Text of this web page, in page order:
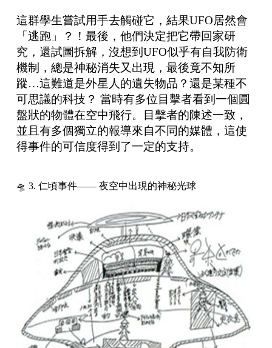
這群學生嘗試用手去觸碰它，結果UFO居然會
「逃跑」？！最後，他們決定把它帶回家研
究，還試圖拆解，沒想到UFO似乎有自我防衛
機制，總是神秘消失又出現，最後竟不知所
蹤…這難道是外星人的遺失物品？還是某種不
可思議的科技？ 當時有多位目擊者看到一個圓
盤狀的物體在空中飛行。目擊者的陳述一致，
並且有多個獨立的報導來自不同的媒體，這使
得事件的可信度得到了一定的支持。
🛸 3. 仁頃事件—— 夜空中出現的神秘光球